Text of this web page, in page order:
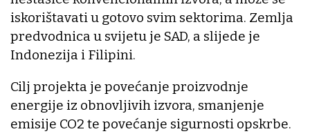
iskorištavati u gotovo svim sektorima. Zemlja
predvodnica u svijetu je SAD, a slijede je
Indonezija i Filipini.
Cilj projekta je povećanje proizvodnje
energije iz obnovljivih izvora, smanjenje
emisije CO2 te povećanje sigurnosti opskrbe.